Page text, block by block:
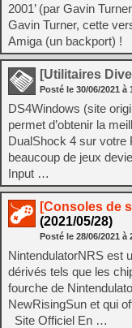
2001’ (par Gavin
Gavin Turner, cette
Amiga (un backport)
[Utilitaires
Posté le 30/06/2021 à
DS4Windows (site
permet d’obtenir la
DualShock 4 sur votre
beaucoup de jeux
Input …
[Consoles de
(2021/05/28)
Posté le 28/06/2021 à
NintendulatorNRS est
dérivés tels que les
fourche de
NewRisingSun et qui
Site Officiel En …